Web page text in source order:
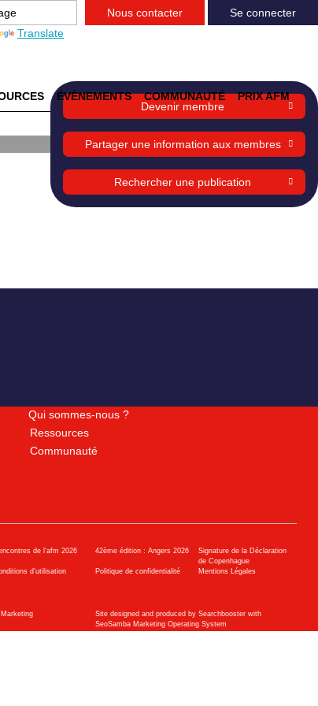
Translate
Nous contacter Se connecter
ÉVÈNEMENTS COMMUNAUTÉ PRIX AFM
Devenir membre
Partager une information aux membres
Rechercher une publication
Qui sommes-nous ?
Ressources
Communauté
de l'afm 2026 42ème édition : Angers 2026
Signature de la Déclaration
de Copenhague
d’utilisation Politique de confidentialité
Mentions Légales
Site designed and produced by Searchbooster with
SeoSamba Marketing Operating System